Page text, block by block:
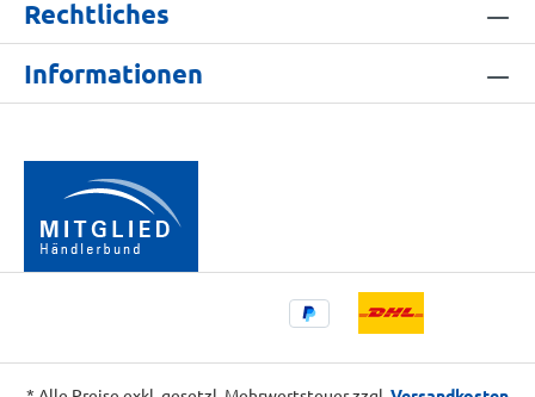
Rechtliches
Informationen